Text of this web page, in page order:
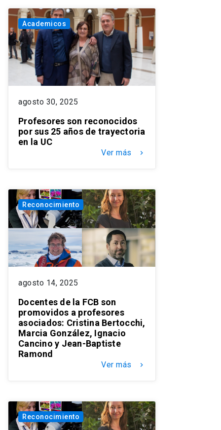
Academicos
agosto 30, 2025
Profesores son reconocidos
por sus 25 años de trayectoria
en la UC
Ver más keyboard_arrow_right
Reconocimiento
agosto 14, 2025
Docentes de la FCB son
promovidos a profesores
asociados: Cristina Bertocchi,
Marcia González, Ignacio
Cancino y Jean-Baptiste
Ramond
Ver más keyboard_arrow_right
Reconocimiento